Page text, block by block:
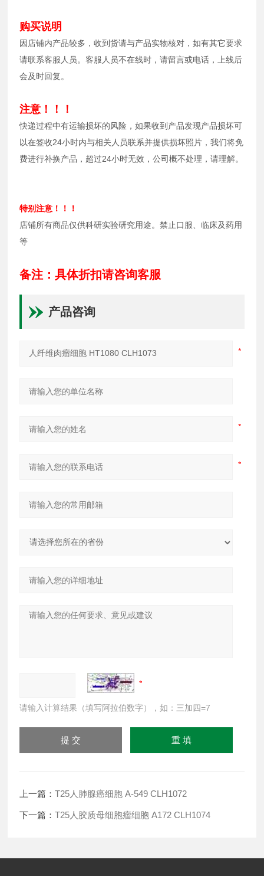
购买说明
因店铺内产品较多，收到货请与产品实物核对，如有其它要求
请联系客服人员。客服人员不在线时，请留言或电话，上线后
会及时回复。
注意！！！
快递过程中有运输损坏的风险，如果收到产品发现产品损坏可
以在签收24小时内与相关人员联系并提供损坏照片，我们将免
费进行补换产品，超过24小时无效，公司概不处理，请理解。
特别注意！！！
店铺所有商品仅供科研实验研究用途。禁止口服、临床及药用
等
备注：具体折扣请咨询客服
产品咨询
请输入计算结果（填写阿拉伯数字），如：三加四=7
上一篇：T25人肺腺癌细胞 A-549 CLH1072
下一篇：T25人胶质母细胞瘤细胞 A172 CLH1074